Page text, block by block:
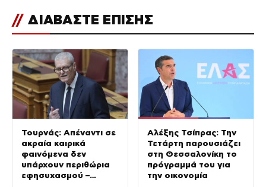
// ΔΙΑΒΑΣΤΕ ΕΠΙΣΗΣ
Τουρνάς: Απέναντι σε
ακραία καιρικά
φαινόμενα δεν
υπάρχουν περιθώρια
εφησυχασμού –
Αλέξης Τσίπρας: Την
Τετάρτη παρουσιάζει
στη Θεσσαλονίκη το
πρόγραμμά του για
την οικονομία